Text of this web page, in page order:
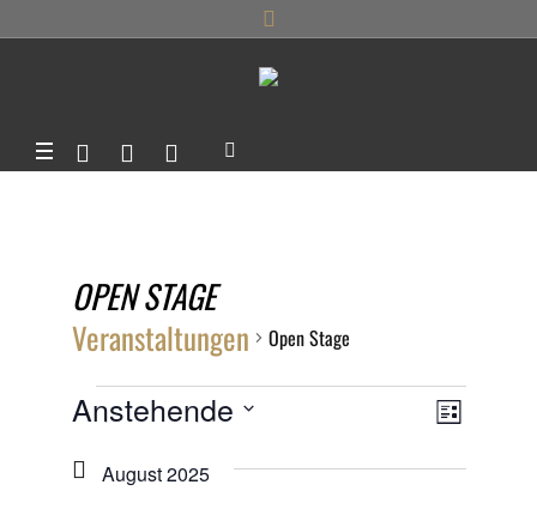
OPEN STAGE
Veranstaltungen Open Stage
VERANSTALTUNGEN LISTE
Anstehende
wählen.August 2025